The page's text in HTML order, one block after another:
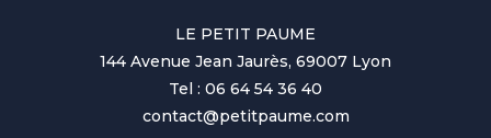
LE PETIT PAUME
144 Avenue Jean Jaurès, 69007 Lyon
Tel : 06 64 54 36 40
contact@petitpaume.com